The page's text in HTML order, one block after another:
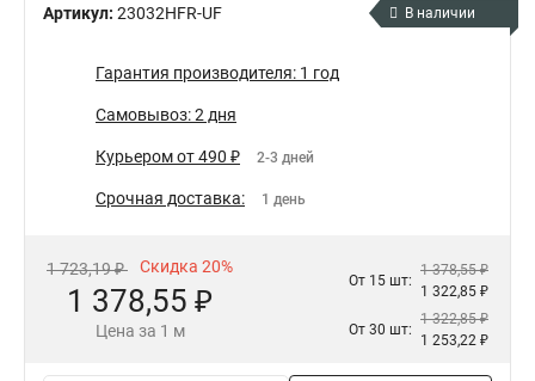
Артикул: 23032HFR-UF В наличии
Гарантия производителя: 1 год
Самовывоз: 2 дня
Курьером от 490 ₽ 2-3 дней
Срочная доставка: 1 день
1 723,19 ₽ Скидка 20%
1 378,55 ₽
Цена за 1 м
От 15 шт:
1 378,55 ₽
1 322,85 ₽
От 30 шт:
1 322,85 ₽
1 253,22 ₽